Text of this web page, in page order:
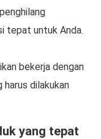
tepat untuk Anda.
bekerja dengan
harus dilakukan
yang tepat